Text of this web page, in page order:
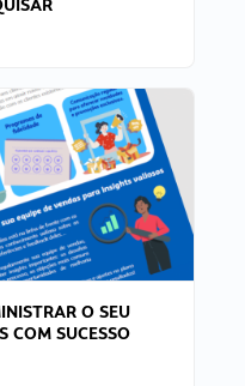
O SEU
COM SUCESSO